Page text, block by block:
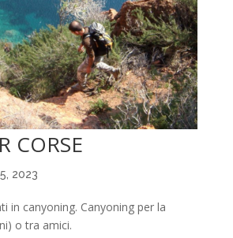
CORSE
2023
in canyoning. Canyoning per la
o tra amici.